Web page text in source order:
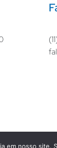
em nosso